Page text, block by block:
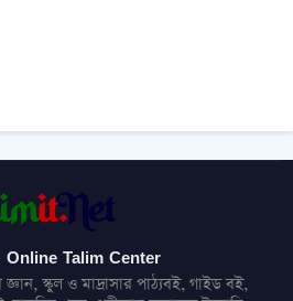
Talim Center
জ্ঞান, স্কুল ও মাদ্রাসার পাঠ্যবই, গাইড বই,